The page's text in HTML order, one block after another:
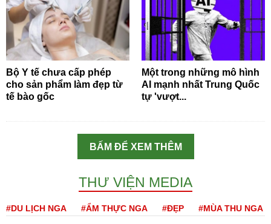
Bộ Y tế chưa cấp phép
cho sản phẩm làm đẹp từ
tế bào gốc
Một trong những mô hình
AI mạnh nhất Trung Quốc
tự 'vượt...
BẤM ĐỂ XEM THÊM
THƯ VIỆN MEDIA
#DU LỊCH NGA #ẨM THỰC NGA #ĐẸP #MÙA THU NGA